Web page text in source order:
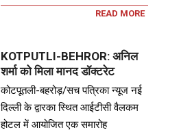
READ MORE
KOTPUTLI-BEHROR: अनिल
शर्मा को मिला मानद डॉक्टरेट
कोटपूतली-बहरोड़/सच पत्रिका न्यूज नई
दिल्ली के द्वारका स्थित आईटीसी वैलकम
होटल में आयोजित एक समारोह